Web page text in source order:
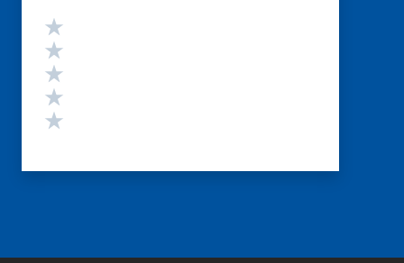
Valutazione